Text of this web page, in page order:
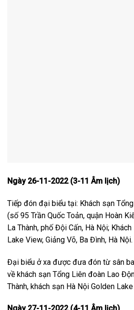
Ngày 26-11-2022 (3-11 Âm lịch)
Tiếp đón đại biểu tại: Khách sạn
(số 95 Trần Quốc Toản, quận Hoàn
La Thành, phố Đội Cấn, Hà Nội;
Lake View, Giảng Võ, Ba Đình, Hà Nội.
Đại biểu ở xa được đưa đón từ sân
về khách sạn Tổng Liên đoàn Lao
Thành, khách sạn Hà Nội Golden